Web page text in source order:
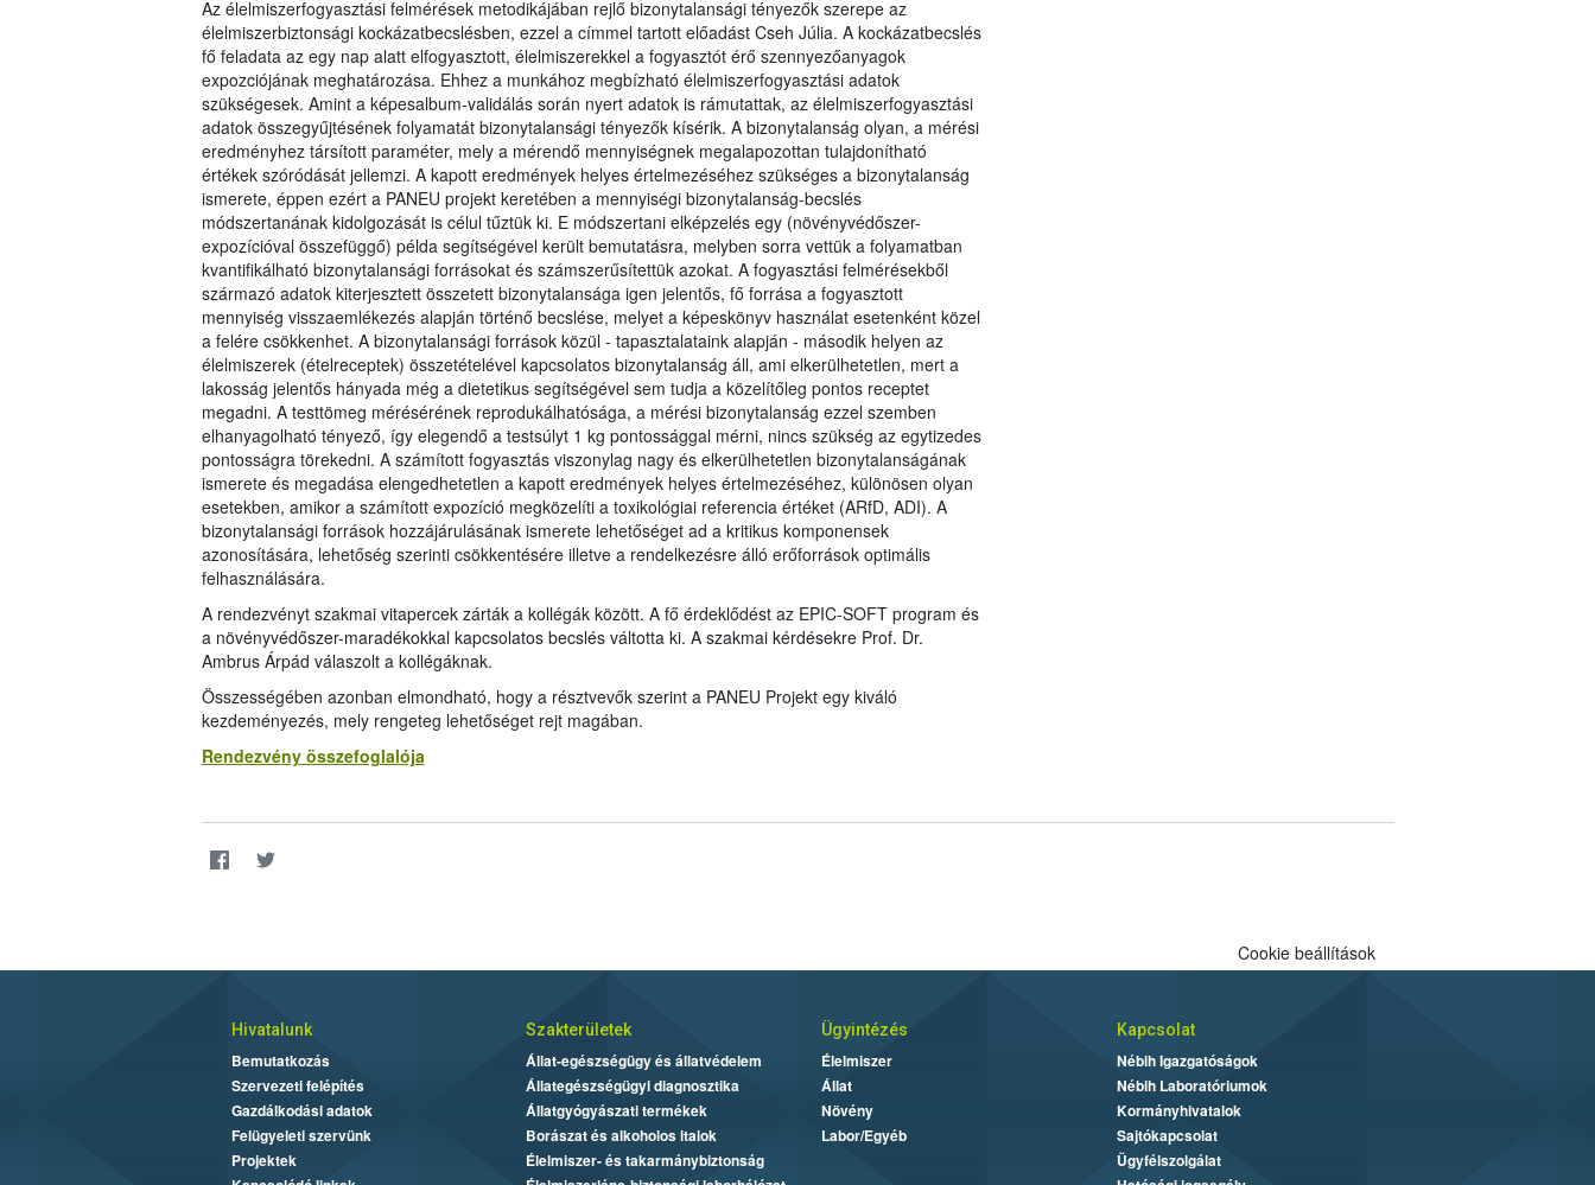
Az élelmiszerfogyasztási felmérések metodikájában rejlő bizonytalansági tényezők szerepe az
élelmiszerbiztonsági kockázatbecslésben, ezzel a címmel tartott előadást Cseh Júlia. A kockázatbecslés
fő feladata az egy nap alatt elfogyasztott, élelmiszerekkel a fogyasztót érő szennyezőanyagok
expozciójának meghatározása. Ehhez a munkához megbízható élelmiszerfogyasztási adatok
szükségesek. Amint a képesalbum-validálás során nyert adatok is rámutattak, az élelmiszerfogyasztási
adatok összegyűjtésének folyamatát bizonytalansági tényezők kísérik. A bizonytalanság olyan, a mérési
eredményhez társított paraméter, mely a mérendő mennyiségnek megalapozottan tulajdonítható
értékek szóródását jellemzi. A kapott eredmények helyes értelmezéséhez szükséges a bizonytalanság
ismerete, éppen ezért a PANEU projekt keretében a mennyiségi bizonytalanság-becslés
módszertanának kidolgozását is célul tűztük ki. E módszertani elképzelés egy (növényvédőszer-
expozícióval összefüggő) példa segítségével került bemutatásra, melyben sorra vettük a folyamatban
kvantifikálható bizonytalansági forrásokat és számszerűsítettük azokat. A fogyasztási felmérésekből
származó adatok kiterjesztett összetett bizonytalansága igen jelentős, fő forrása a fogyasztott
mennyiség visszaemlékezés alapján történő becslése, melyet a képeskönyv használat esetenként közel
a felére csökkenhet. A bizonytalansági források közül - tapasztalataink alapján - második helyen az
élelmiszerek (ételreceptek) összetételével kapcsolatos bizonytalanság áll, ami elkerülhetetlen, mert a
lakosság jelentős hányada még a dietetikus segítségével sem tudja a közelítőleg pontos receptet
megadni. A testtömeg mérésérének reprodukálhatósága, a mérési bizonytalanság ezzel szemben
elhanyagolható tényező, így elegendő a testsúlyt 1 kg pontossággal mérni, nincs szükség az egytizedes
pontosságra törekedni. A számított fogyasztás viszonylag nagy és elkerülhetetlen bizonytalanságának
ismerete és megadása elengedhetetlen a kapott eredmények helyes értelmezéséhez, különösen olyan
esetekben, amikor a számított expozíció megközelíti a toxikológiai referencia értéket (ARfD, ADI). A
bizonytalansági források hozzájárulásának ismerete lehetőséget ad a kritikus komponensek
azonosítására, lehetőség szerinti csökkentésére illetve a rendelkezésre álló erőforrások optimális
felhasználására.
A rendezvényt szakmai vitapercek zárták a kollégák között. A fő érdeklődést az EPIC-SOFT program és
a növényvédőszer-maradékokkal kapcsolatos becslés váltotta ki. A szakmai kérdésekre Prof. Dr.
Ambrus Árpád válaszolt a kollégáknak.
Összességében azonban elmondható, hogy a résztvevők szerint a PANEU Projekt egy kiváló
kezdeményezés, mely rengeteg lehetőséget rejt magában.
Rendezvény összefoglalója
Cookie beállítások
Hivatalunk
Bemutatkozás
Szervezeti felépítés
Gazdálkodási adatok
Felügyeleti szervünk
Projektek
Szakterületek
Állat-egészségügy és állatvédelem
Állategészségügyi diagnosztika
Állatgyógyászati termékek
Borászat és alkoholos italok
Élelmiszer- és takarmánybiztonság
Ügyintézés
Élelmiszer
Állat
Növény
Labor/Egyéb
Kapcsolat
Nébih Igazgatóságok
Nébih Laboratóriumok
Kormányhivatalok
Sajtókapcsolat
Ügyfélszolgálat